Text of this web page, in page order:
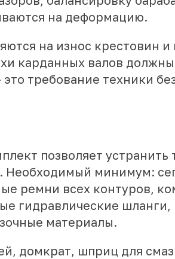
на деформацию.
на износ крестовин
карданных валов
требование техники
позволяет устранить
Необходимый минимум:
ремни всех контуров,
гидравлические шланги,
материалы.
домкрат, шприц для